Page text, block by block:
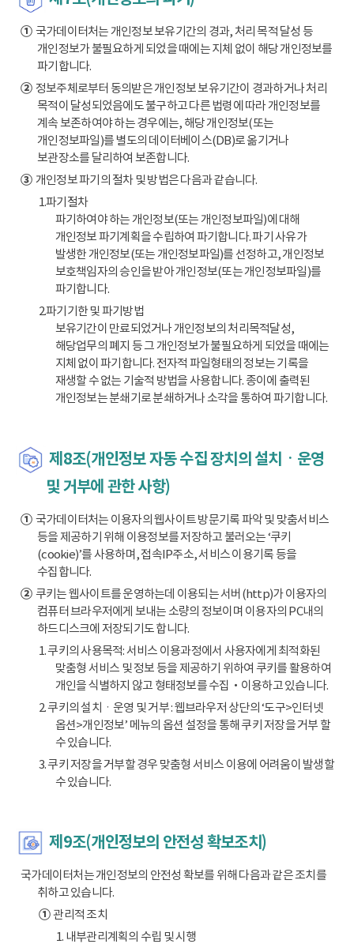
①국가데이터처는 개인정보 보유기간의 경과, 처리 목적 달성 등
개인정보가 불필요하게 되었을 때에는 지체 없이 해당 개인정보를
파기합니다.
②정보주체로부터 동의받은 개인정보 보유기간이 경과하거나 처리
목적이 달성되었음에도 불구하고 다른 법령에 따라 개인정보를
계속 보존하여야 하는 경우에는, 해당 개인정보(또는
개인정보파일)를 별도의 데이터베이스(DB)로 옮기거나
보관장소를 달리하여 보존합니다.
③개인정보 파기의 절차 및 방법은 다음과 같습니다.
1.파기절차
파기하여야 하는 개인정보(또는 개인정보파일)에 대해
개인정보 파기계획을 수립하여 파기합니다. 파기 사유가
발생한 개인정보(또는 개인정보파일)를 선정하고, 개인정보
보호책임자의 승인을 받아 개인정보(또는 개인정보파일)를
파기합니다.
2.파기기한 및 파기방법
보유기간이 만료되었거나 개인정보의 처리목적달성,
해당업무의 폐지 등 그 개인정보가 불필요하게 되었을 때에는
지체 없이 파기합니다. 전자적 파일형태의 정보는 기록을
재생할 수 없는 기술적 방법을 사용합니다. 종이에 출력된
개인정보는 분쇄기로 분쇄하거나 소각을 통하여 파기합니다.
제8조(개인정보 자동 수집 장치의 설치ㆍ운영
및 거부에 관한 사항)
①국가데이터처는 이용자의 웹사이트 방문기록 파악 및 맞춤서비스
등을 제공하기 위해 이용정보를 저장하고 불러오는 ‘쿠키
(cookie)’를 사용하며, 접속IP주소, 서비스 이용기록 등을
수집합니다.
②쿠키는 웹사이트를 운영하는데 이용되는 서버(http)가 이용자의
컴퓨터 브라우저에게 보내는 소량의 정보이며 이용자의 PC내의
하드디스크에 저장되기도 합니다.
1. 쿠키의 사용목적: 서비스 이용과정에서 사용자에게 최적화된
맞춤형 서비스 및 정보 등을 제공하기 위하여 쿠키를 활용하여
개인을 식별하지 않고 형태정보를 수집‧이용하고 있습니다.
2. 쿠키의 설치ㆍ운영 및 거부 : 웹브라우저 상단의 ‘도구>인터넷
옵션>개인정보’ 메뉴의 옵션 설정을 통해 쿠키 저장을 거부 할
수 있습니다.
3. 쿠키 저장을 거부할 경우 맞춤형 서비스 이용에 어려움이 발생할
수 있습니다.
제9조(개인정보의 안전성 확보조치)
국가데이터처는 개인정보의 안전성 확보를 위해 다음과 같은 조치를
취하고 있습니다.
①관리적 조치
1. 내부관리계획의 수립 및 시행